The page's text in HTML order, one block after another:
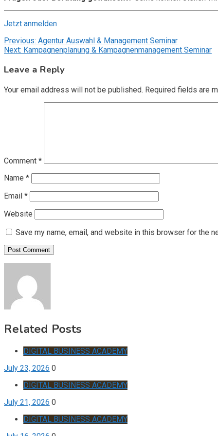
Jetzt anmelden
Post
navigation
Previous: Agentur Auswahl & Management Seminar
Next: Kampagnenplanung & Kampagnenmanagement Seminar
Leave a Reply
Your email address will not be published. Required fields are
Comment *
Name *
Email *
Website
Save my name, email, and website in this browser for the
Related Posts
DIGITAL BUSINESS ACADEMY
July 23, 2026 0
DIGITAL BUSINESS ACADEMY
July 21, 2026 0
DIGITAL BUSINESS ACADEMY